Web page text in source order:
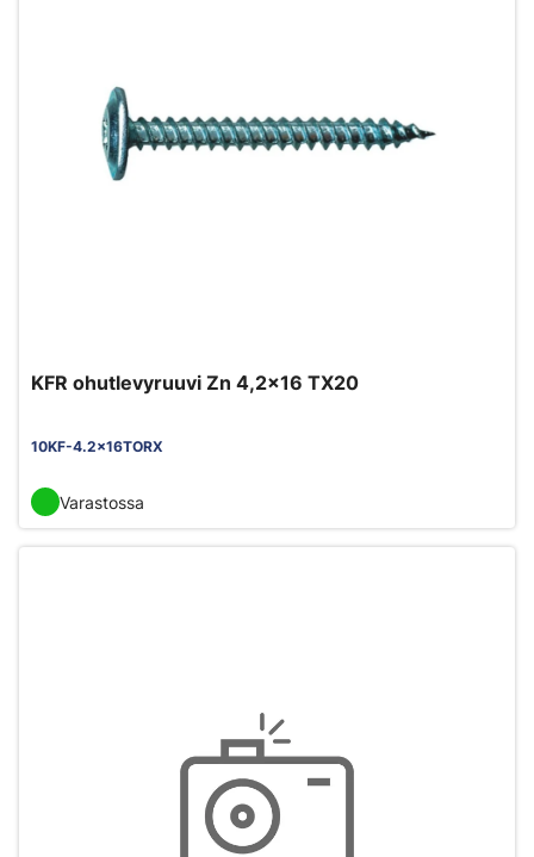
KFR ohutlevyruuvi Zn 4,2x16 TX20
10KF-4.2x16TORX
Varastossa